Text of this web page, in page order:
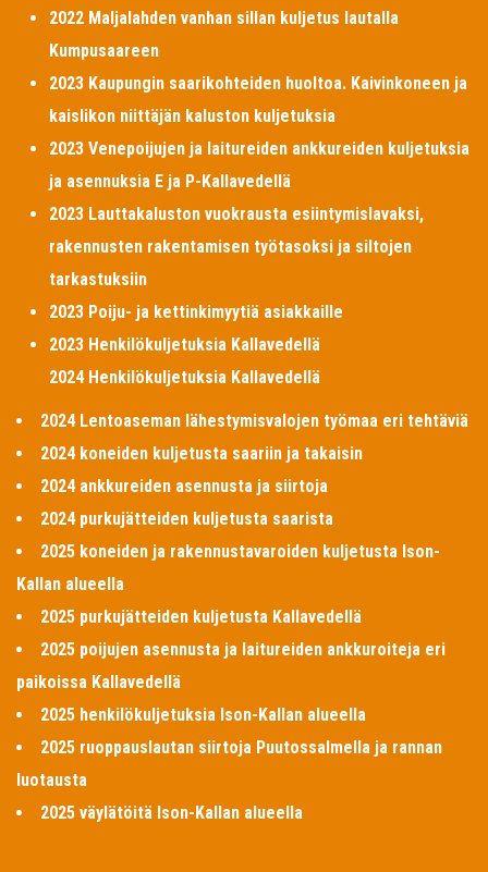
2022 Maljalahden vanhan sillan kuljetus lautalla
Kumpusaareen
2023 Kaupungin saarikohteiden huoltoa. Kaivinkoneen ja
kaislikon niittäjän kaluston kuljetuksia
2023 Venepoijujen ja laitureiden ankkureiden kuljetuksia
ja asennuksia E ja P-Kallavedellä
2023 Lauttakaluston vuokrausta esiintymislavaksi,
rakennusten rakentamisen työtasoksi ja siltojen
tarkastuksiin
2023 Poiju- ja kettinkimyytiä asiakkaille
2023 Henkilökuljetuksia Kallavedellä
2024 Henkilökuljetuksia Kallavedellä
2024 Lentoaseman lähestymisvalojen työmaa eri tehtäviä
2024 koneiden kuljetusta saariin ja takaisin
2024 ankkureiden asennusta ja siirtoja
2024 purkujätteiden kuljetusta saarista
2025 koneiden ja rakennustavaroiden kuljetusta Ison-
Kallan alueella
2025 purkujätteiden kuljetusta Kallavedellä
2025 poijujen asennusta ja laitureiden ankkuroiteja eri
paikoissa Kallavedellä
2025 henkilökuljetuksia Ison-Kallan alueella
2025 ruoppauslautan siirtoja Puutossalmella ja rannan
luotausta
2025 väylätöitä Ison-Kallan alueella